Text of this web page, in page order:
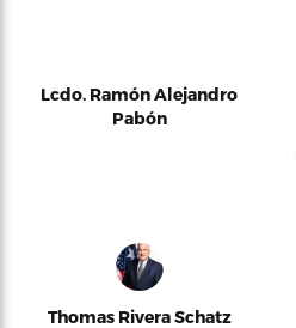
Lcdo. Ramón Alejandro
Pabón
Thomas Rivera Schatz